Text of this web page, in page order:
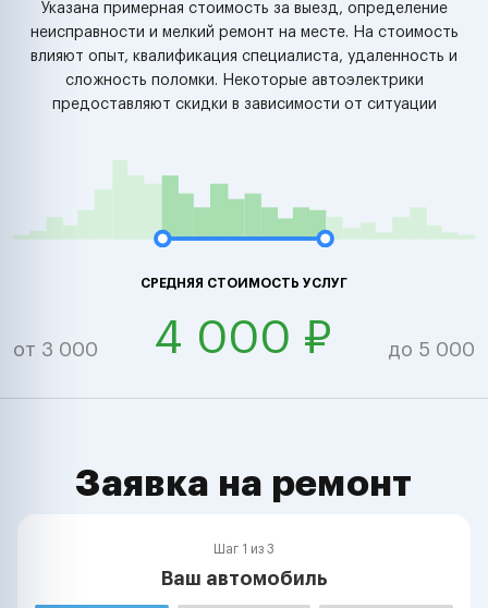
Указана примерная стоимость за выезд, определение
неисправности и мелкий ремонт на месте. На стоимость
влияют опыт, квалификация специалиста, удаленность и
сложность поломки. Некоторые автоэлектрики
предоставляют скидки в зависимости от ситуации
СРЕДНЯЯ СТОИМОСТЬ УСЛУГ
от 3 000 4 000 ₽ до 5 000
Заявка на ремонт
Шаг 1 из 3
Ваш автомобиль